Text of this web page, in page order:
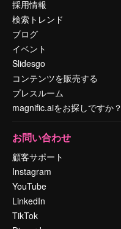
採用情報
検索トレンド
ブログ
イベント
Slidesgo
コンテンツを販売する
プレスルーム
magnific.aiをお探しですか？
お問い合わせ
顧客サポート
Instagram
YouTube
LinkedIn
TikTok